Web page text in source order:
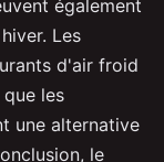
également
Les
d'air froid
les
une alternative
le